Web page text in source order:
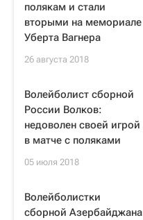
полякам и стали
вторыми на мемориале
Уберта Вагнера
26 августа 2018
Волейболист сборной
России Волков:
недоволен своей игрой
в матче с поляками
05 июля 2018
Волейболистки
сборной Азербайджана